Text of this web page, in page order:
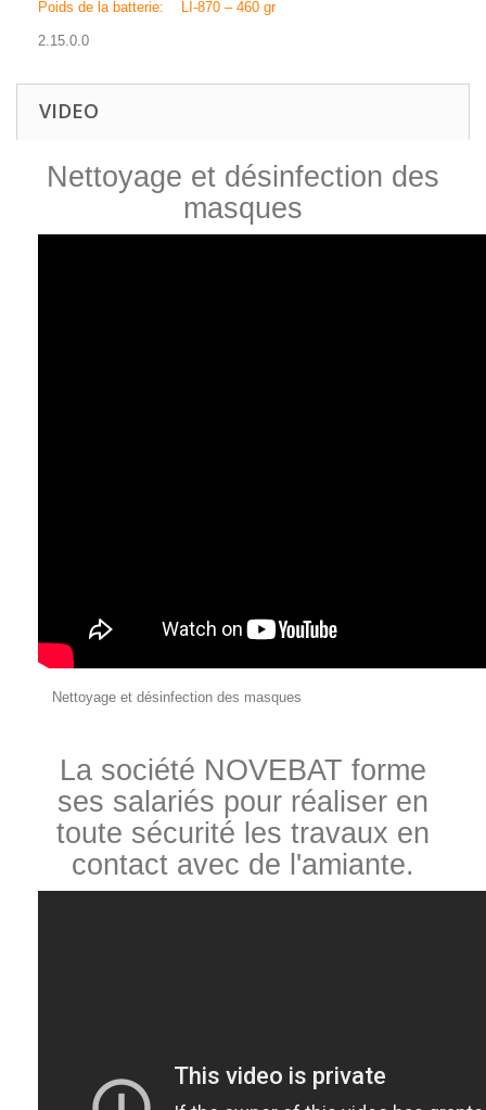
Poids de la batterie: LI-870 – 460 gr
2.15.0.0
VIDEO
Nettoyage et désinfection des
masques
Nettoyage et désinfection des masques
La société NOVEBAT forme
ses salariés pour réaliser en
toute sécurité les travaux en
contact avec de l'amiante.